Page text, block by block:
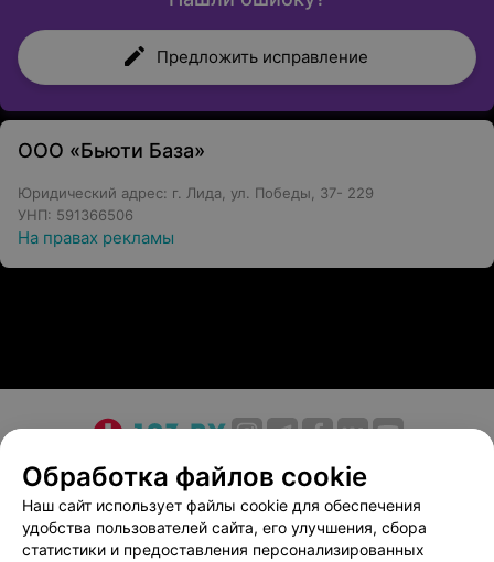
Предложить исправление
ООО «Бьюти База»
Юридический адрес: г. Лида, ул. Победы, 37- 229
УНП: 591366506
На правах рекламы
О проекте Новости проекта
Размещение рекламы
Медицинский маркетинг
Публичный договор
Пользовательское соглашение
Способы оплаты
Обработка файлов cookie
Наш сайт использует файлы cookie для обеспечения
удобства пользователей сайта, его улучшения, сбора
статистики и предоставления персонализированных